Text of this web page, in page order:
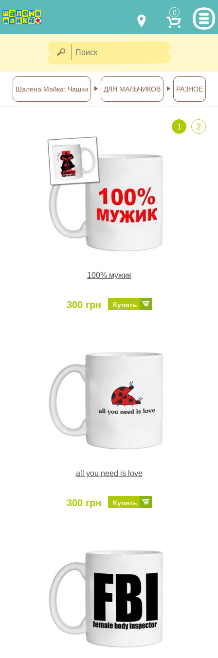
0
(067) 011 0404
shalena@mayka.dp.ua
Посмотреть на карте
Отправка по Украине каждый
день
НАШИ РАБОТЫ
КАК КУПИТЬ
ПОЛНАЯ ВЕРСИЯ САЙТА
Шалена Майка: Чашки ДЛЯ МАЛЬЧИКОВ РАЗНОЕ
1 2
100% мужик
300 грн Купить
all you need is love
300 грн Купить